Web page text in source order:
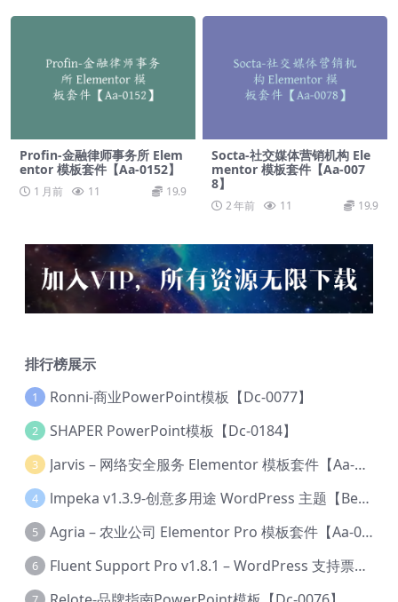
Profin-金融律师事务所 Elem
entor 模板套件【Aa-0152】
1 月前 11 19.9
Socta-社交媒体营销机构 Ele
mentor 模板套件【Aa-007
8】
2 年前 11 19.9
排行榜展示
1 Ronni-商业PowerPoint模板【Dc-0077】
2 SHAPER PowerPoint模板【Dc-0184】
3 Jarvis – 网络安全服务 Elementor 模板套件【Aa-0035】
4 lmpeka v1.3.9-创意多用途 WordPress 主题【Be-0064】
5 Agria – 农业公司 Elementor Pro 模板套件【Aa-0003】
6 Fluent Support Pro v1.8.1 – WordPress 支持票务系统【Cc-0041】